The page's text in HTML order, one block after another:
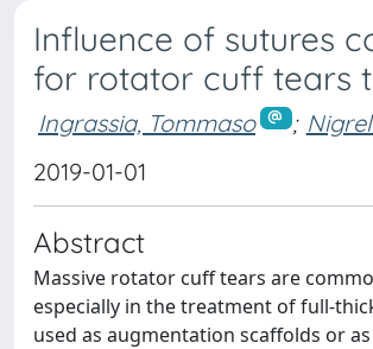
Influence of sutures
for rotator cuff tears
Ingrassia, Tommaso ;
2019-01-01
Abstract
Massive rotator cuff tears are
especially in the treatment of full-
used as augmentation scaffolds or